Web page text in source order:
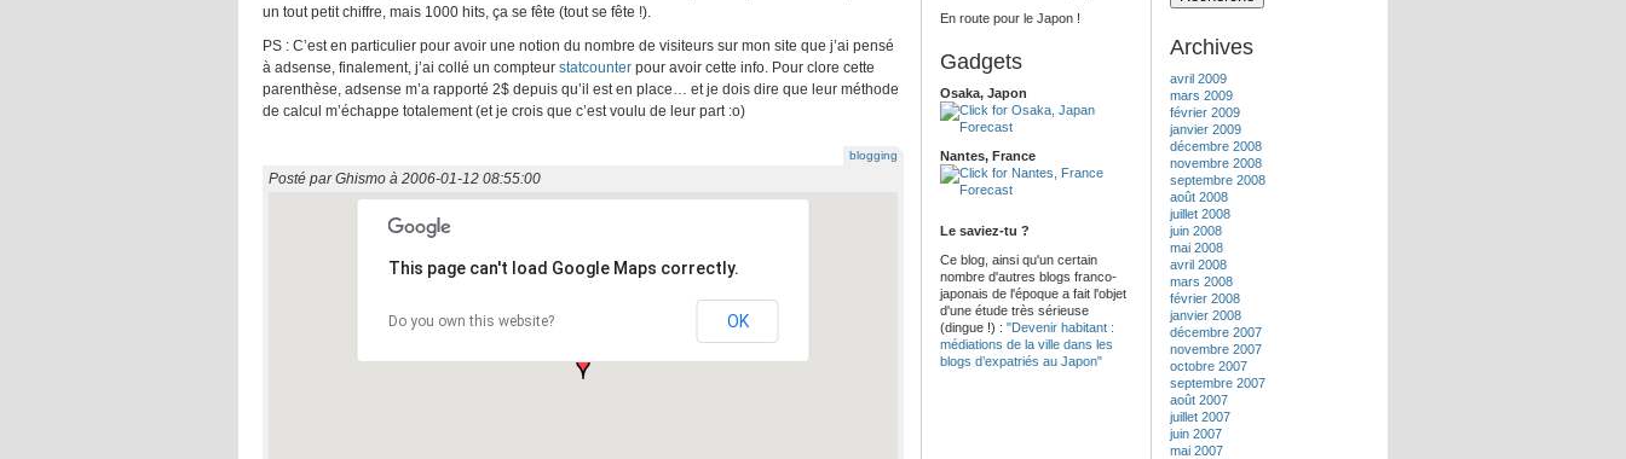
un tout petit chiffre, mais 1000 hits, ça se fête (tout se fête !).
PS : C’est en particulier pour avoir une notion du nombre de visiteurs sur mon site que j’ai pensé
à adsense, finalement, j’ai collé un compteur statcounter pour avoir cette info. Pour clore cette
parenthèse, adsense m’a rapporté 2$ depuis qu’il est en place… et je dois dire que leur méthode
de calcul m’échappe totalement (et je crois que c’est voulu de leur part :o)
blogging
Posté parGhismo à 2006-01-12 08:55:00
This page can't load Google Maps correctly.
Do you own this website? OK
En route pour le Japon !
Gadgets
Osaka, Japon
Nantes, France
Le saviez-tu ?
Ce blog, ainsi qu'un certain
nombre d'autres blogs franco-
japonais de l'époque a fait l'objet
d'une étude très sérieuse
(dingue !) : "Devenir habitant :
médiations de la ville dans les
blogs d’expatriés au Japon"
Archives
avril 2009
mars 2009
février 2009
janvier 2009
décembre 2008
novembre 2008
septembre 2008
août 2008
juillet 2008
juin 2008
mai 2008
avril 2008
mars 2008
février 2008
janvier 2008
décembre 2007
novembre 2007
octobre 2007
septembre 2007
août 2007
juillet 2007
juin 2007
mai 2007